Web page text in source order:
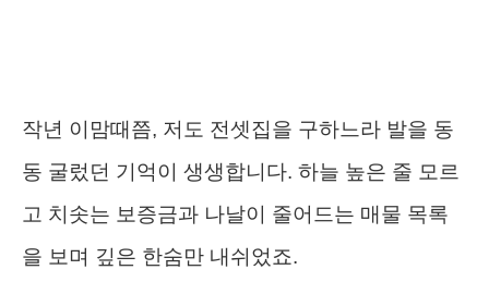
작년 이맘때쯤, 저도 전셋집을 구하느라 발을 동
동 굴렀던 기억이 생생합니다. 하늘 높은 줄 모르
고 치솟는 보증금과 나날이 줄어드는 매물 목록
을 보며 깊은 한숨만 내쉬었죠.